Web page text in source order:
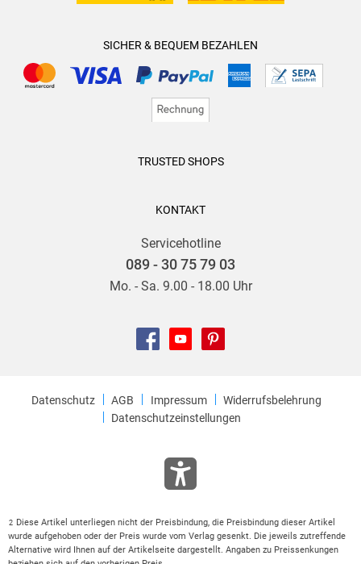
SICHER & BEQUEM BEZAHLEN
TRUSTED SHOPS
KONTAKT
Servicehotline
089 - 30 75 79 03
Mo. - Sa. 9.00 - 18.00 Uhr
Datenschutz AGB Impressum
Widerrufsbelehrung
Datenschutzeinstellungen
2
Diese Artikel unterliegen nicht der Preisbindung, die Preisbindung dieser Artikel
wurde aufgehoben oder der Preis wurde vom Verlag gesenkt. Die jeweils zutreffende
Alternative wird Ihnen auf der Artikelseite dargestellt. Angaben zu Preissenkungen